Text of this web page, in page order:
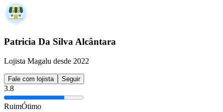
Patricia Da Silva Alcântara
Lojista Magalu desde 2022
Fale com lojista Seguir
3.8
RuimÓtimo